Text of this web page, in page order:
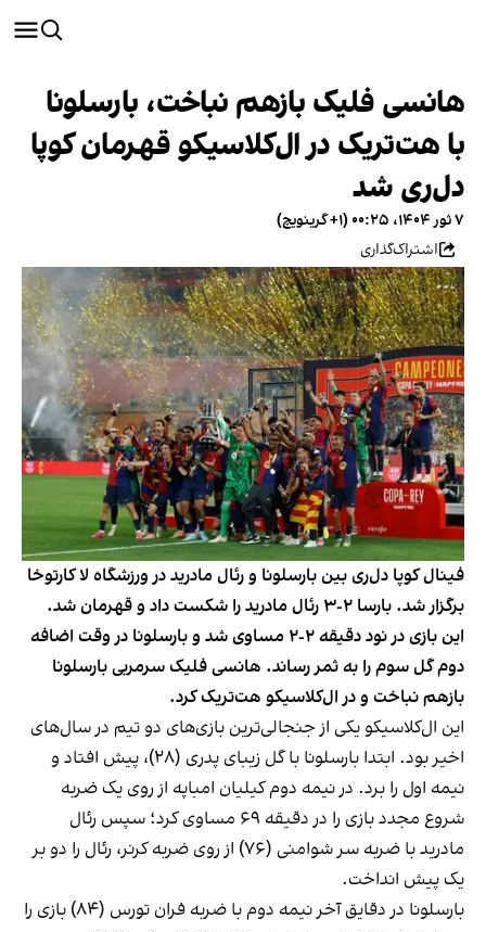
هانسی فلیک بازهم نباخت، بارسلونا
با هت‌تریک در ال‌کلاسیکو قهرمان کوپا
دل‌ری شد
۷ ثور ۱۴۰۴، ۰۰:۲۵ (‎+۱ گرینویچ)
اشتراک‌گذاری
فینال کوپا دل‌ری بین بارسلونا و رئال مادرید در ورزشگاه لا کارتوخا
برگزار شد. بارسا ٢-٣ رئال مادرید را شکست داد و قهرمان شد.
این بازی در نود دقیقه ٢-٢ مساوی شد و بارسلونا در وقت اضافه
دوم گل سوم را به ثمر رساند. هانسی فلیک سرمربی بارسلونا
بازهم نباخت و در ال‌کلاسیکو هت‌تریک کرد.
این ال‌کلاسیکو یکی از جنجالی‌ترین بازی‌های دو تیم در سال‌های
اخیر بود. ابتدا بارسلونا با گل زیبای پدری (٢٨)، پیش افتاد و
نیمه اول را برد. در نیمه دوم کیلیان امباپه از روی یک ضربه
شروع مجدد بازی را در دقیقه ٦٩ مساوی کرد؛ سپس رئال
مادرید با ضربه سر شوامنی (٧٦) از روی ضربه کرنر، رئال را دو بر
یک پیش انداخت.
بارسلونا در دقایق آخر نیمه دوم با ضربه فران تورس (٨٤) بازی را